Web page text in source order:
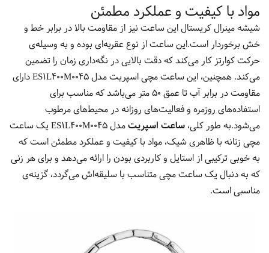
مواد با کیفیت و عملکرد مطمئن
شیشه مینرال کریستال این ساعت نیز از مقاومت بالا در برابر خط و
خش برخوردار است.این ساعت از نوع عقربه‌ای بوده و به وسیله‌ی
حرکت کوارتز کار می‌کند که دقت بالایی در نگه‌داری زمان را تضمین
می‌کند. همچنین، این ساعت مچی اسپریت مدل ES1L400M0045 دارای
مقاومت در برابر آب تا عمق 50 متر می‌باشد که مناسب برای
استفاده‌های روزمره و فعالیت‌های روزانه در محیط‌های مرطوب
می‌شود.به طور کلی، ساعت اسپریت
مدل ES1L400M0045 یک ساعت
مچی زنانه با ظاهری شیک، مواد با کیفیت و عملکرد مطمئن است که
به خوبی ترکیبی از استایل و کاربردی بودن را ارائه می‌دهد و برای هر زنی
که به دنبال یک ساعت مچی متناسب با سلیقه‌اش می‌گردد، گزینه‌ی
مناسبی است.